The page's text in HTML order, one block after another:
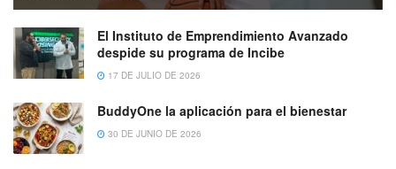
El Instituto de Emprendimiento Avanzado
despide su programa de Incibe
17 DE JULIO DE 2026
BuddyOne la aplicación para el bienestar
30 DE JUNIO DE 2026